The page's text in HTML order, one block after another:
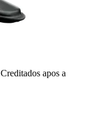
Creditados apos a